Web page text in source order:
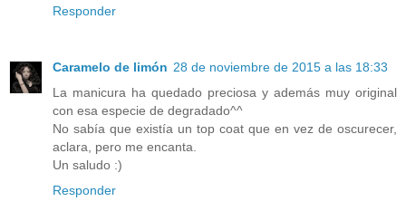
Responder
Caramelo de limón 28 de noviembre de 2015 a las 18:33
La manicura ha quedado preciosa y además muy original
con esa especie de degradado^^
No sabía que existía un top coat que en vez de oscurecer,
aclara, pero me encanta.
Un saludo :)
Responder